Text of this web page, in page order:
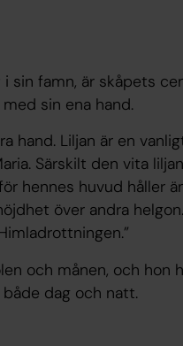
sin famn, är skåpets
sin ena hand.
hand. Liljan är en
Särskilt den vita
hennes huvud håller
över andra
och månen, och hon
dag och natt.